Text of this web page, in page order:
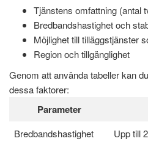
Tjänstens omfattning (antal
Bredbandshastighet och
Möjlighet till tilläggstjänster
Region och tillgänglighet
Genom att använda tabeller kan
dessa faktorer:
Parameter
Bredbandshastighet
Upp till